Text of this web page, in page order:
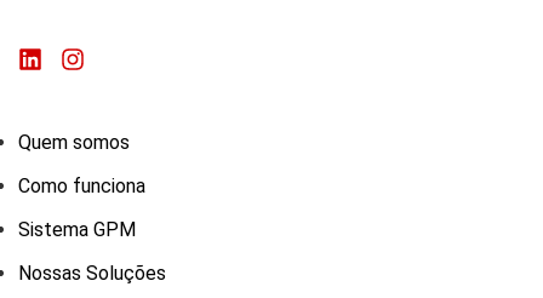
Quem somos
Como funciona
Sistema GPM
Nossas Soluções